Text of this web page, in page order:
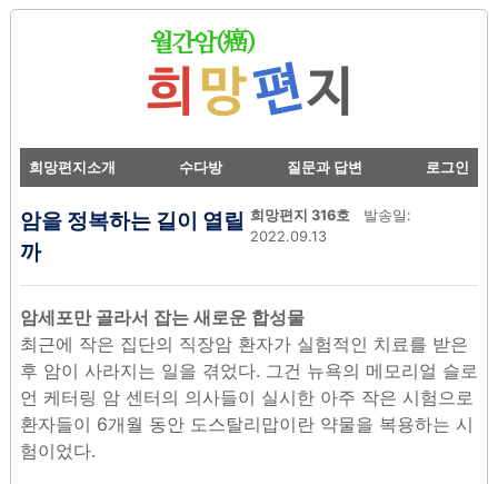
희망편지소개 수다방 질문과 답변 로그인
암을 정복하는 길이 열릴
까
희망편지 316호 발송일:
2022.09.13
암세포만 골라서 잡는 새로운 합성물
최근에 작은 집단의 직장암 환자가 실험적인 치료를 받은
후 암이 사라지는 일을 겪었다. 그건 뉴욕의 메모리얼 슬로
언 케터링 암 센터의 의사들이 실시한 아주 작은 시험으로
환자들이 6개월 동안 도스탈리맙이란 약물을 복용하는 시
험이었다.